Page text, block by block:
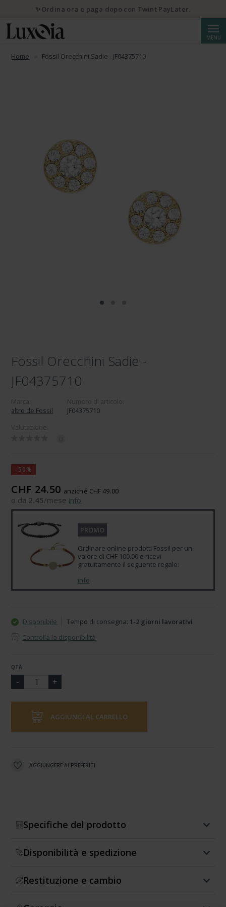
MENU
Home Fossil Orecchini Sadie - JF04375710
Fossil Orecchini Sadie -
JF04375710
altro de Fossil
JF04375710
-50%
CHF 24.50 anziché CHF 49.00
o da 2.45/mese info
PROMO
Ordinare online prodotti Fossil per un
valore di CHF 100.00 e ricevi
gratuitamente il seguente regalo:
info
Disponibile Tempo di consegna: 1-2 giorni lavorativi
Controlla la disponibilità
QTÀ
AGGIUNGI AL CARRELLO
AGGIUNGERE AI PREFERITI
Specifiche del prodotto
Disponibilità e spedizione
Restituzione e cambio
✨Ordina ora e paga dopo con Twint PayLater.